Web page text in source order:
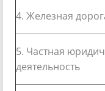
4. Железная
5. Частная
деятельность